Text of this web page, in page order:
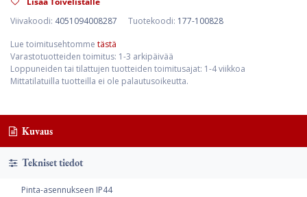
Viivakoodi: 4051094008287 Tuotekoodi: 177-100828
Lue toimitusehtomme tästä
Varastotuotteiden toimitus: 1-3 arkipäivää
Loppuneiden tai tilattujen tuotteiden toimitusajat: 1-4 viikkoa
Mittatilatuilla tuotteilla ei ole palautusoikeutta.
Kuvaus
Tekniset tiedot
Pinta-asennukseen IP44